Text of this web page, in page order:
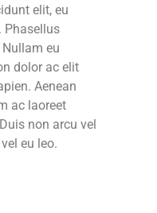
elit, eu
Phasellus
eu
dolor ac elit
Aenean
ac laoreet
non arcu vel
eu leo.